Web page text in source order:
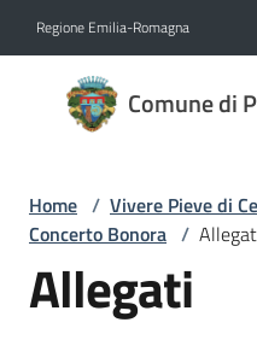
Regione Emilia-Romagna
Comune di
Comune
di Pieve
Home / Vivere Pieve di
Concerto Bonora /
Allegati